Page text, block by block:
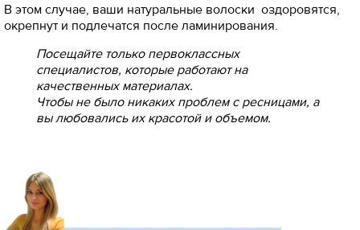
В этом случае, ваши натуральные волоски оздоровятся,
окрепнут и подлечатся после ламинирования.
Посещайте только первоклассных
специалистов, которые работают на
качественных материалах.
Чтобы не было никаких проблем с ресницами, а
вы любовались их красотой и объемом.